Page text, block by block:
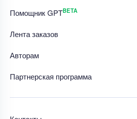
Помощник GPTBETA
Лента заказов
Авторам
Партнерская программа